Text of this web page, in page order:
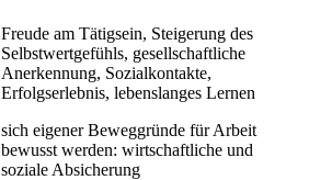
Freude am Tätigsein, Steigerung des
Selbstwertgefühls, gesellschaftliche
Anerkennung, Sozialkontakte,
Erfolgserlebnis, lebenslanges Lernen
sich eigener Beweggründe für Arbeit
bewusst werden: wirtschaftliche und
soziale Absicherung